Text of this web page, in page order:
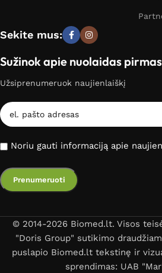
Sekite mus:
Sužinok apie nuolaidas pirmas
Užsiprenumeruok naujienlaiškį
Noriu gauti informaciją apie
© 2014-2026 Biomed.lt. Visos
"Doris Group" sutikimo
puslapio Biomed.lt tekstinę ir
sprendimas: UAB